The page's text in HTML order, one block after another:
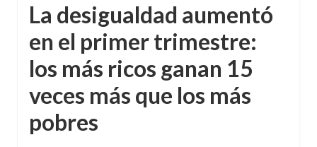
La desigualdad aumentó
en el primer trimestre:
los más ricos ganan 15
veces más que los más
pobres